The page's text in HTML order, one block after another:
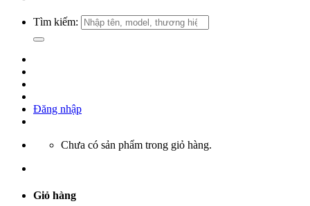
Tìm kiếm:
Đăng nhập
Chưa có sản phẩm trong giỏ hàng.
Giỏ hàng